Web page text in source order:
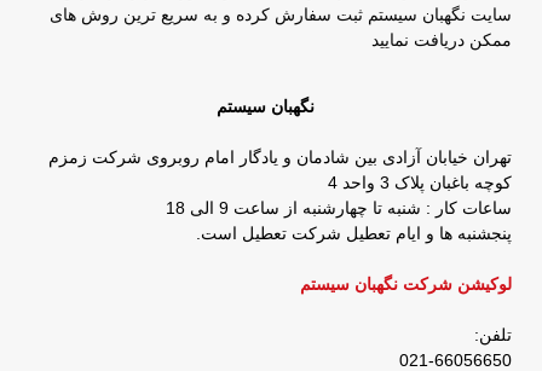
سایت نگهبان سیستم ثبت سفارش کرده و به سریع ترین روش های
ممکن دریافت نمایید
نگهبان سیستم
تهران خیابان آزادی بین شادمان و یادگار امام روبروی شرکت زمزم
کوچه باغبان پلاک 3 واحد 4
ساعات کار : شنبه تا چهارشنبه از ساعت 9 الی 18
پنجشنبه ها و ایام تعطیل شرکت تعطیل است.
لوکیشن شرکت نگهبان سیستم
تلفن:
021-66056650